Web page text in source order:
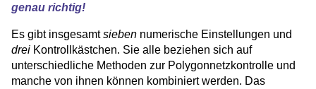
genau richtig!
Es gibt insgesamtsieben numerische Einstellungen und
drei Kontrollkästchen. Sie alle beziehen sich auf
unterschiedliche Methoden zur Polygonnetzkontrolle und
manche von ihnen können kombiniert werden. Das